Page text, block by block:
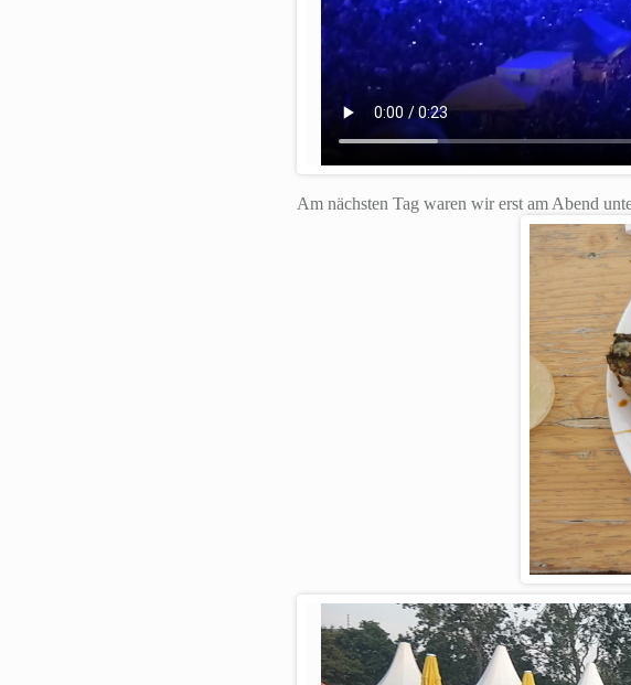
Am nächsten Tag waren wir erst am Abend